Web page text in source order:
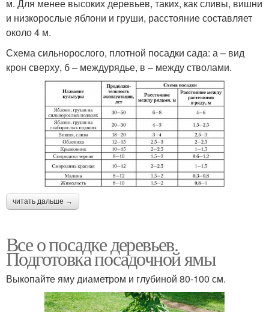
м. Для менее высоких деревьев, таких, как сливы, вишни
и низкорослые яблони и груши, расстояние составляет
около 4 м.
Схема сильнорослого, плотной посадки сада: а – вид
крон сверху, б – междурядье, в – между стволами.
читать дальше →
Все о посадке деревьев.
Подготовка посадочной ямы
Выкопайте яму диаметром и глубиной 80-100 см.